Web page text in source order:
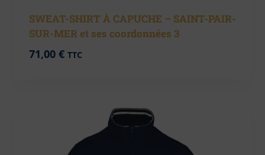
SWEAT-SHIRT À CAPUCHE – SAINT-PAIR-
SUR-MER et ses coordonnées 3
71,00 € TTC